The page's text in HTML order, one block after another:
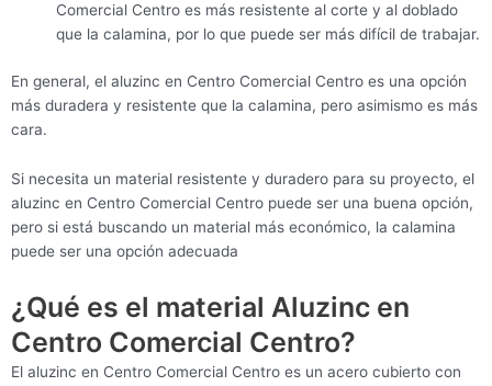
Comercial Centro es más resistente al corte y al doblado
que la calamina, por lo que puede ser más difícil de trabajar.
En general, el aluzinc en Centro Comercial Centro es una opción
más duradera y resistente que la calamina, pero asimismo es más
cara.
Si necesita un material resistente y duradero para su proyecto, el
aluzinc en Centro Comercial Centro puede ser una buena opción,
pero si está buscando un material más económico, la calamina
puede ser una opción adecuada
¿Qué es el material Aluzinc en
Centro Comercial Centro?
El aluzinc en Centro Comercial Centro es un acero cubierto con